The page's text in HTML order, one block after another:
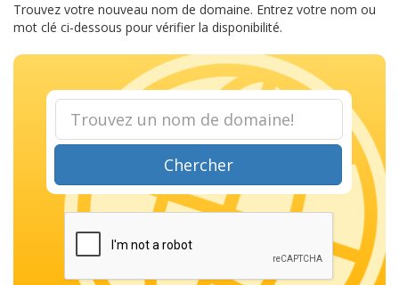
Trouvez votre nouveau nom de domaine. Entrez votre nom ou
mot clé ci-dessous pour vérifier la disponibilité.
Chercher